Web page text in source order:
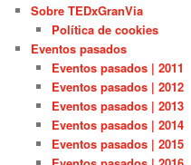
Sobre TEDxGranVia
Política de cookies
Eventos pasados
Eventos pasados | 2011
Eventos pasados | 2012
Eventos pasados | 2013
Eventos pasados | 2014
Eventos pasados | 2015